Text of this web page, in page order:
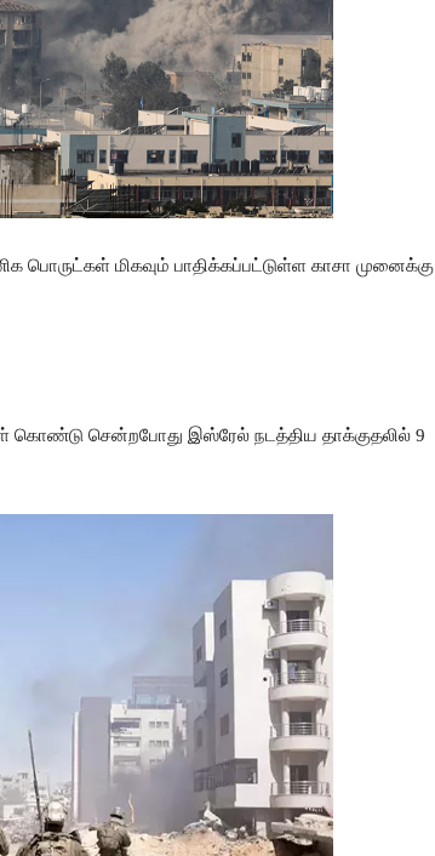
பொருட்கள் மிகவும் பாதிக்கப்பட்டுள்ள காசா முனைக்கு
சென்றபோது இஸ்ரேல் நடத்திய தாக்குதலில் 9